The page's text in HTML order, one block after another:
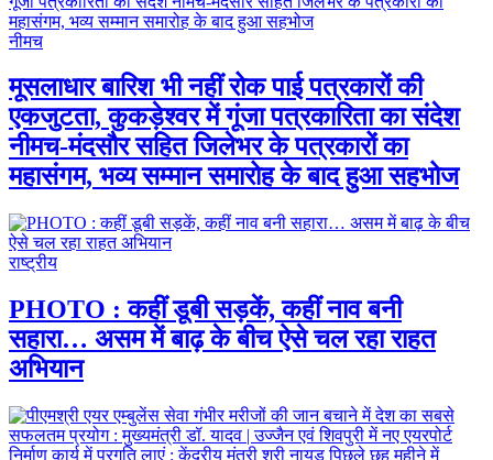
नीमच
मूसलाधार बारिश भी नहीं रोक पाई पत्रकारों की
एकजुटता, कुकड़ेश्वर में गूंजा पत्रकारिता का संदेश
नीमच-मंदसौर सहित जिलेभर के पत्रकारों का
महासंगम, भव्य सम्मान समारोह के बाद हुआ सहभोज
राष्ट्रीय
PHOTO : कहीं डूबी सड़कें, कहीं नाव बनी
सहारा… असम में बाढ़ के बीच ऐसे चल रहा राहत
अभियान